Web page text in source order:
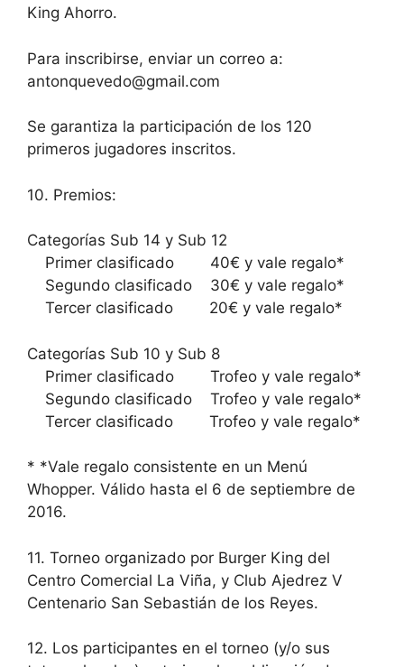
King Ahorro.
Para inscribirse, enviar un correo a:
antonquevedo@gmail.com
Se garantiza la participación de los 120
primeros jugadores inscritos.
10. Premios:
Categorías Sub 14 y Sub 12
Primer clasificado 40€ y vale regalo*
Segundo clasificado 30€ y vale regalo*
Tercer clasificado 20€ y vale regalo*
Categorías Sub 10 y Sub 8
Primer clasificado Trofeo y vale regalo*
Segundo clasificado Trofeo y vale regalo*
Tercer clasificado Trofeo y vale regalo*
* *Vale regalo consistente en un Menú
Whopper. Válido hasta el 6 de septiembre de
2016.
11. Torneo organizado por Burger King del
Centro Comercial La Viña, y Club Ajedrez V
Centenario San Sebastián de los Reyes.
12. Los participantes en el torneo (y/o sus